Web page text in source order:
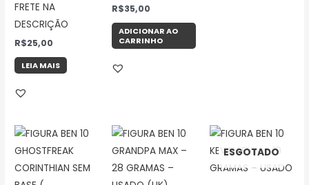
FRETE NA
DESCRIÇÃO
R$25,00
LEIA MAIS
R$35,00
ADICIONAR AO
CARRINHO
ESGOTADO